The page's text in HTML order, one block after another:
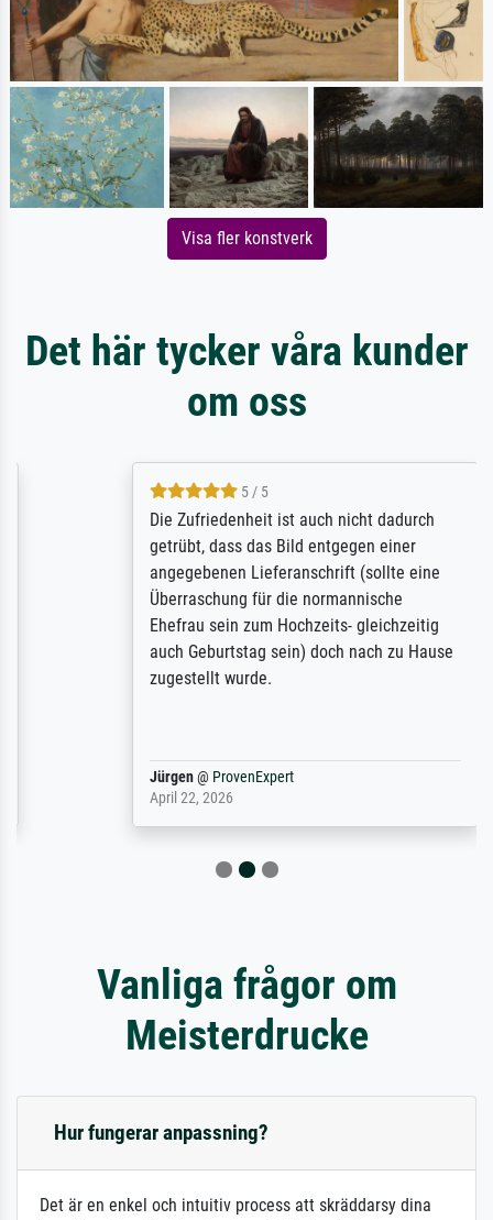
Visa fler konstverk
Det här tycker våra kunder
om oss
5 / 5
Die Zufriedenheit ist auch nicht dadurch
getrübt, dass das Bild entgegen einer
angegebenen Lieferanschrift (sollte eine
Überraschung für die normannische
Ehefrau sein zum Hochzeits- gleichzeitig
auch Geburtstag sein) doch nach zu Hause
zugestellt wurde.
@ProvenExpert
April 22, 2026
Vanliga frågor om
Meisterdrucke
Hur fungerar anpassning?
Det är en enkel och intuitiv process att skräddarsy dina